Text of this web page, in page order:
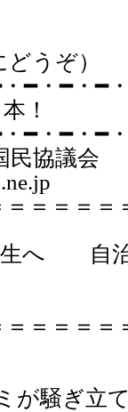
うぞ）
・━・━・
う、日
━・━・━
民協議会
＝＝＝
生へ 自
＝＝＝
が騒ぎ立